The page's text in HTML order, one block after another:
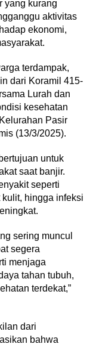
yang kurang
aktivitas
ekonomi,
terdampak,
dari Koramil 415-
Lurah dan
kesehatan
Pasir
(13/3/2025).
untuk
saat banjir.
seperti
hingga infeksi
sering muncul
segera
menjaga
tahan tubuh,
terdekat,”
dari
bahwa